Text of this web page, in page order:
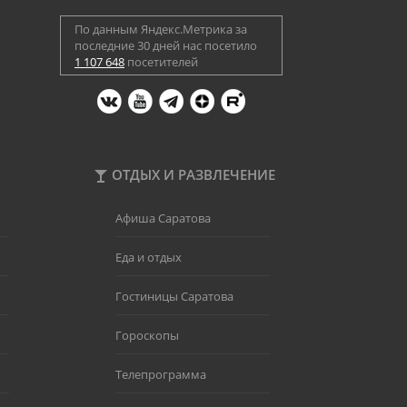
По данным Яндекс.Метрика за
последние 30 дней нас посетило
1 107 648 посетителей
ОТДЫХ И РАЗВЛЕЧЕНИЕ
Афиша Саратова
Еда и отдых
Гостиницы Саратова
Гороскопы
Телепрограмма